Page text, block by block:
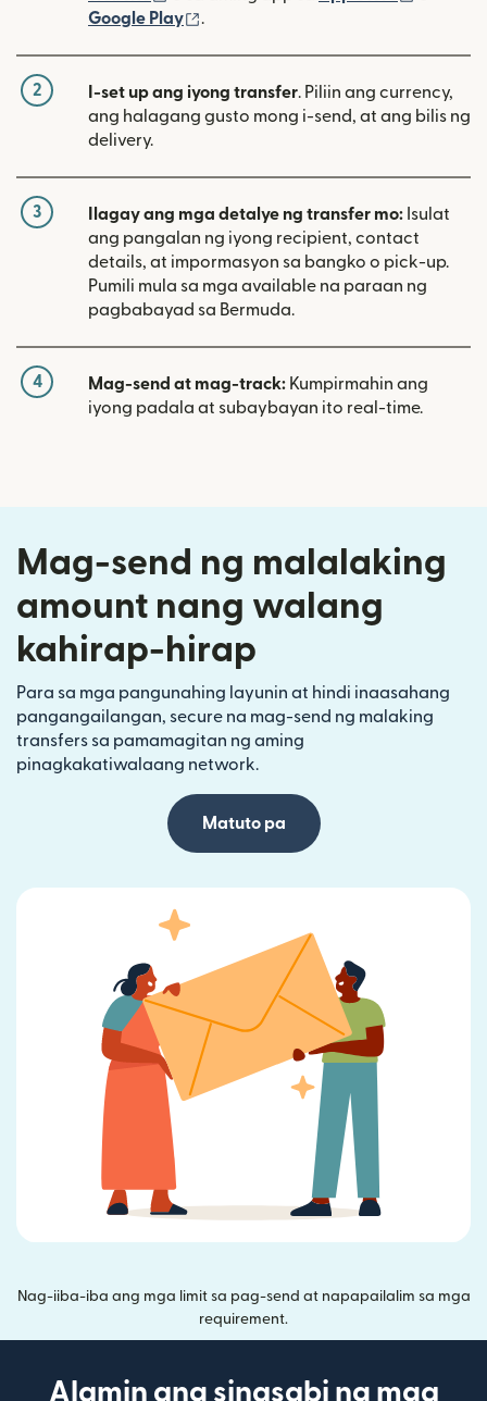
Google Play
.
2 I-set up ang iyong transfer. Piliin ang currency,
ang halagang gusto mong i-send, at ang bilis ng
delivery.
3 Ilagay ang mga detalye ng transfer mo: Isulat
ang pangalan ng iyong recipient, contact
details, at impormasyon sa bangko o pick-up.
Pumili mula sa mga available na paraan ng
pagbabayad sa Bermuda.
4 Mag-send at mag-track: Kumpirmahin ang
iyong padala at subaybayan ito real-time.
Mag-send ng malalaking
amount nang walang
kahirap-hirap
Para sa mga pangunahing layunin at hindi inaasahang
pangangailangan, secure na mag-send ng malaking
transfers sa pamamagitan ng aming
pinagkakatiwalaang network.
Matuto pa
Nag-iiba-iba ang mga limit sa pag-send at napapailalim sa mga
requirement.
Alamin ang sinasabi ng mga